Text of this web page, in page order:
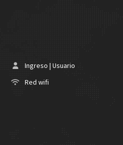
Ingreso | Usuario
Red wifi